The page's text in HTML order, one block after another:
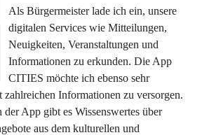
Als Bürgermeister lade ich ein, unsere
digitalen Services wie Mitteilungen,
Neuigkeiten, Veranstaltungen und
Informationen zu erkunden. Die App
CITIES möchte ich ebenso sehr
zahlreichen Informationen zu versorgen.
App gibt es Wissenswertes über
aus dem kulturellen und